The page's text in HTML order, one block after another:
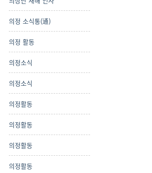
의정 소식통(通)
의정 활동
의정소식
의정소식
의정활동
의정활동
의정활동
의정활동